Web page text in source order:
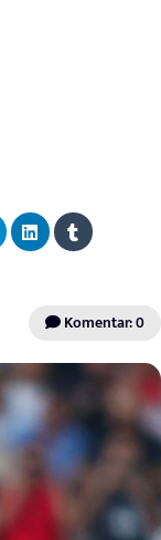
Komentar: 0